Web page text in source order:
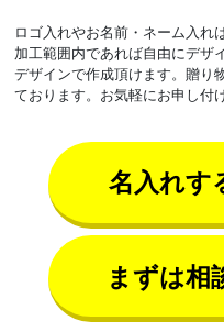
ロゴ入れやお名前・ネーム入れ
加工範囲内であれば自由にデザ
デザインで作成頂けます。贈り
ております。お気軽にお申し付
名入れす
まずは